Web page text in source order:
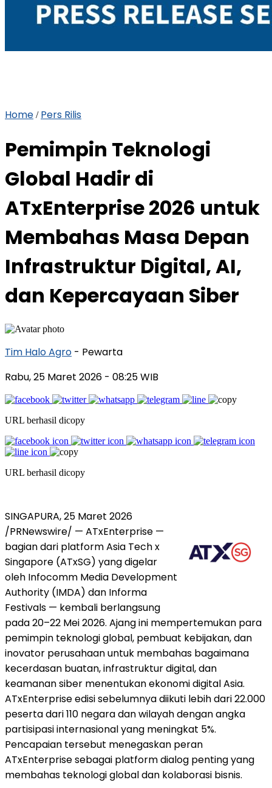
Home / Pers Rilis
Pemimpin Teknologi
Global Hadir di
ATxEnterprise 2026 untuk
Membahas Masa Depan
Infrastruktur Digital, AI,
dan Kepercayaan Siber
Tim Halo Agro - Pewarta
Rabu, 25 Maret 2026 - 08:25 WIB
URL berhasil dicopy
URL berhasil dicopy
SINGAPURA, 25 Maret 2026
/PRNewswire/ — ATxEnterprise —
bagian dari platform Asia Tech x
Singapore (ATxSG) yang digelar
oleh Infocomm Media Development
Authority (IMDA) dan Informa
Festivals — kembali berlangsung
pada 20–22 Mei 2026. Ajang ini mempertemukan para
pemimpin teknologi global, pembuat kebijakan, dan
inovator perusahaan untuk membahas bagaimana
kecerdasan buatan, infrastruktur digital, dan
keamanan siber menentukan ekonomi digital Asia.
ATxEnterprise edisi sebelumnya diikuti lebih dari 22.000
peserta dari 110 negara dan wilayah dengan angka
partisipasi internasional yang meningkat 5%.
Pencapaian tersebut menegaskan peran
ATxEnterprise sebagai platform dialog penting yang
membahas teknologi global dan kolaborasi bisnis.